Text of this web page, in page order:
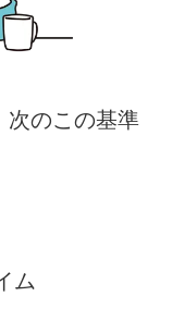
次のこの基準
ム